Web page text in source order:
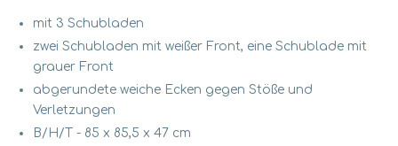
mit 3 Schubladen
zwei Schubladen mit weißer Front, eine Schublade mit
grauer Front
abgerundete weiche Ecken gegen Stöße und
Verletzungen
B/H/T - 85 x 85,5 x 47 cm